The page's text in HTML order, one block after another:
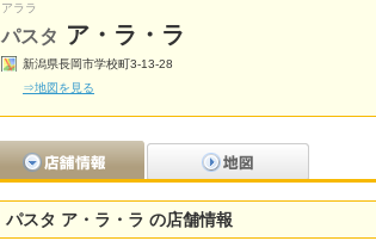
アララ
パスタ ア・ラ・ラ
新潟県長岡市学校町3-13-28
⇒地図を見る
パスタ ア・ラ・ラ の店舗情報